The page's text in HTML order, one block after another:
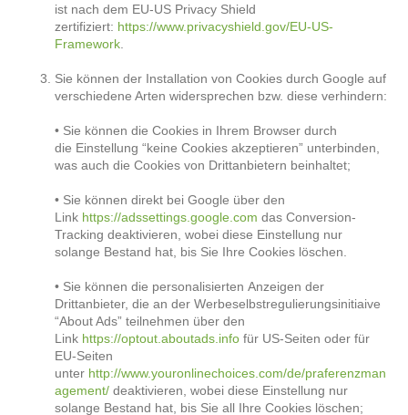
ist nach dem EU-US Privacy Shield
zertifiziert: https://www.privacyshield.gov/EU-US-
Framework
Sie können der Installation von Cookies durch Google auf
verschiedene Arten widersprechen bzw. diese verhindern:
• Sie können die Cookies in Ihrem Browser durch
die Einstellung “keine Cookies akzeptieren” unterbinden,
was auch die Cookies von Drittanbietern beinhaltet;
• Sie können direkt bei Google über den
Link https://adssettings.google.com das Conversion-
Tracking deaktivieren, wobei diese Einstellung nur
solange Bestand hat, bis Sie Ihre Cookies löschen.
• Sie können die personalisierten Anzeigen der
Drittanbieter, die an der Werbeselbstregulierungsinitiaive
“About Ads” teilnehmen über den
Link https://optout.aboutads.info für US-Seiten oder für
EU-Seiten
unter http://www.youronlinechoices.com/de/praferenzman
agement/ deaktivieren, wobei diese Einstellung nur
solange Bestand hat, bis Sie all Ihre Cookies löschen;